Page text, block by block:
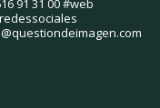
91 31 00#web